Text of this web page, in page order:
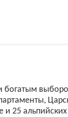
богатым
и 25 альпийских